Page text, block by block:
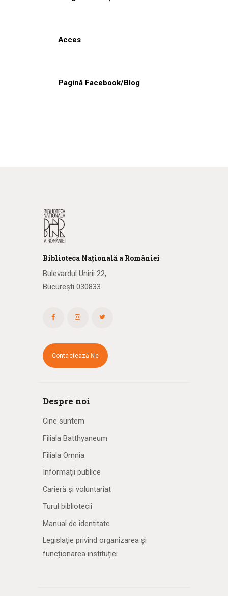
Acces
Pagină Facebook/Blog
Biblioteca Națională a României
Bulevardul Unirii 22,
București 030833
Contactează-Ne
Despre noi
Cine suntem
Filiala Batthyaneum
Filiala Omnia
Informații publice
Carieră și voluntariat
Turul bibliotecii
Manual de identitate
Legislație privind organizarea și
funcționarea instituției